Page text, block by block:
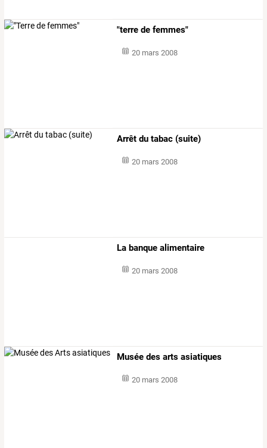
"terre de femmes"
20 mars 2008
Arrêt du tabac (suite)
20 mars 2008
La banque alimentaire
20 mars 2008
Musée des arts asiatiques
20 mars 2008